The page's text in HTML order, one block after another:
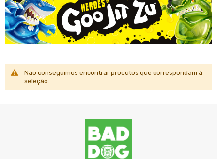
Não conseguimos encontrar produtos que correspondam à
seleção.